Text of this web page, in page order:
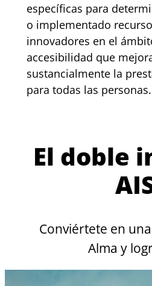
específicas para
o implementado
innovadores en el
accesibilidad que
sustancialmente la
para todas las personas.
El doble
Conviértete en
Alma y